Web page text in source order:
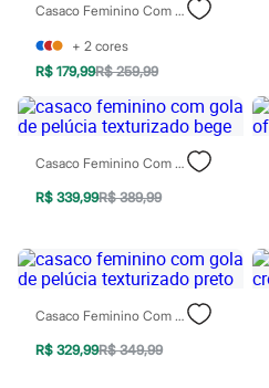
Moda esportiva
Acessórios
Bermudas
Camisetas
Calças
Calçados
Regatas
Moda íntima
Cuecas
Meias
Personagens
Plus size
Blusas e Camisetas
Calças
Casacos e Jaquetas
Casaco Feminino Com Bolsos Texturizado Bege
+ 2 cores
R$ 179,99R$ 259,99
Casaco Feminino Com Gola De Pelúcia Texturizado Bege
R$ 339,99R$ 389,99
Casaco Feminino Com Gola De Pelúcia Texturizado Preto
R$ 329,99R$ 349,99